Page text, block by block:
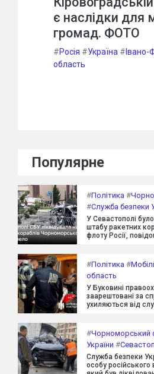
є наслідки для
громад. ФОТО
#Росія #Україна # Івано-
область
Популярне
#Політика #
#Служба безпеки
У Севастополі
штабу ракетних
флоту Росії,
#Політика #
область
У Буковині
заарештовані за
ухиляються від
#Чорноморський
України #
Служба безпеки
особу російського